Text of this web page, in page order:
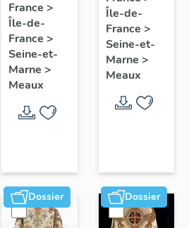
collectif
sur les
cours
communes
du
Faubourg
Saint-
France >
Île-de-
France >
Seine-et-
Marne >
Meaux
l'étude
du
patrimoine
de
Meaux
Île-de-
France >
Seine-et-
Marne >
Meaux
Dossier Dossier